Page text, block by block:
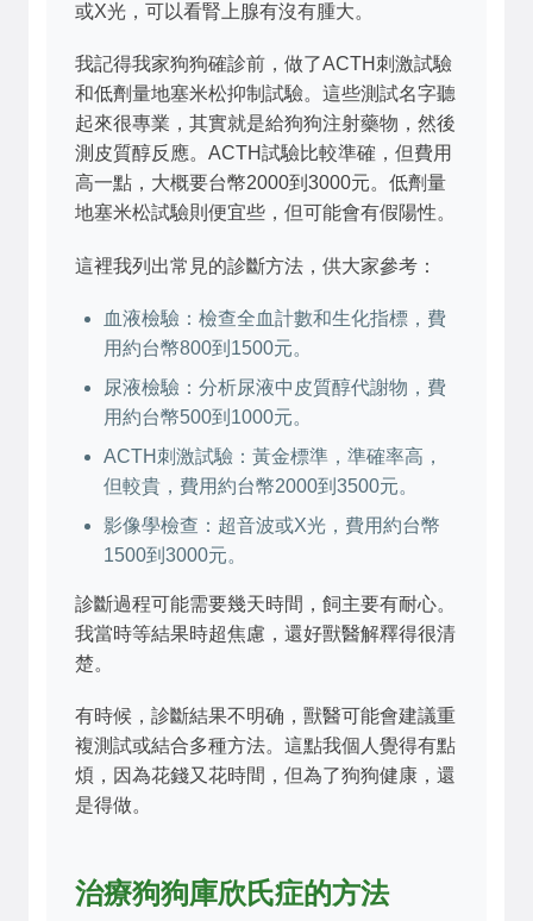
或X光，可以看腎上腺有沒有腫大。
我記得我家狗狗確診前，做了ACTH刺激試驗
和低劑量地塞米松抑制試驗。這些測試名字聽
起來很專業，其實就是給狗狗注射藥物，然後
測皮質醇反應。ACTH試驗比較準確，但費用
高一點，大概要台幣2000到3000元。低劑量
地塞米松試驗則便宜些，但可能會有假陽性。
這裡我列出常見的診斷方法，供大家參考：
血液檢驗：檢查全血計數和生化指標，費
用約台幣800到1500元。
尿液檢驗：分析尿液中皮質醇代謝物，費
用約台幣500到1000元。
ACTH刺激試驗：黃金標準，準確率高，
但較貴，費用約台幣2000到3500元。
影像學檢查：超音波或X光，費用約台幣
1500到3000元。
診斷過程可能需要幾天時間，飼主要有耐心。
我當時等結果時超焦慮，還好獸醫解釋得很清
楚。
有時候，診斷結果不明确，獸醫可能會建議重
複測試或結合多種方法。這點我個人覺得有點
煩，因為花錢又花時間，但為了狗狗健康，還
是得做。
治療狗狗庫欣氏症的方法